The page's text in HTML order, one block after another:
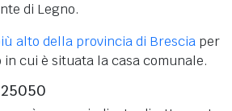
di Legno.
alto della provincia di Bresciaper
cui è situata la casa comunale.